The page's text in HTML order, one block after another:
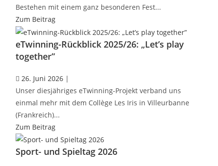
Bestehen mit einem ganz besonderen Fest...
Zum Beitrag
eTwinning-Rückblick 2025/26: „Let’s play
together”
26. Juni 2026 |
Unser diesjähriges eTwinning-Projekt verband uns
einmal mehr mit dem Collège Les Iris in Villeurbanne
(Frankreich)...
Zum Beitrag
Sport- und Spieltag 2026